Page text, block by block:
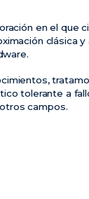
en el que
clásica
tolerante a
campos.